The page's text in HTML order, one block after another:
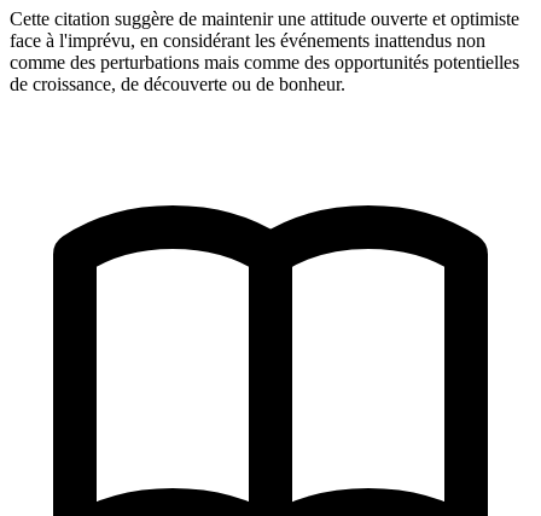
Cette citation suggère de maintenir une attitude ouverte et optimiste
face à l'imprévu, en considérant les événements inattendus non
comme des perturbations mais comme des opportunités potentielles
de croissance, de découverte ou de bonheur.